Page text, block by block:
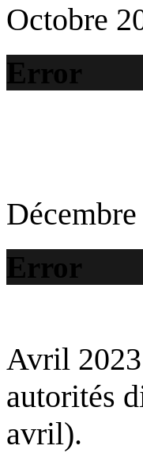
Octobre
Error
Error
Avril 2023
autorités
avril).